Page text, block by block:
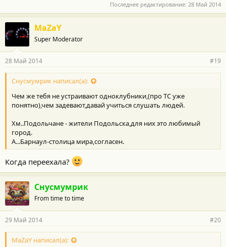
Последнее редактирование: 28 Май 2014
MaZaY
Super Moderator
28 Май 2014 #19
Снусмумрик написал(а):
Чем же тебя не устраивают одноклубники,(про ТС уже
понятно),чем задевают,давай учиться слушать людей.
Хм..Подольчане - жители Подольска,для них это любимый
город.
А...Барнаул-столица мира,согласен.
Когда переехала?
Снусмумрик
From time to time
29 Май 2014 #20
MaZaY написал(а):